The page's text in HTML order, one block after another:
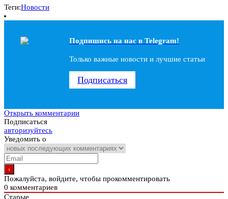
Теги:Новости
Подпишись на наc в Telegram!
Только важные новости и лучшие статьи
Подписаться
Открыть комментарии
Подписаться
авторизуйтесь
Уведомить о
Пожалуйста, войдите, чтобы прокомментировать
0 комментариев
Старые